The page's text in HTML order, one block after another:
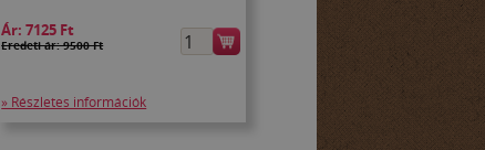
Ár:7125 Ft
Eredeti ár: 9500 Ft
» Részletes információk